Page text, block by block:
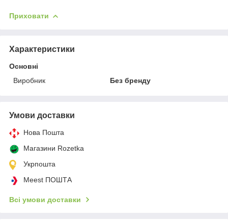
Приховати
Характеристики
Основні
Виробник
Без бренду
Умови доставки
Нова Пошта
Магазини Rozetka
Укрпошта
Meest ПОШТА
Всі умови доставки